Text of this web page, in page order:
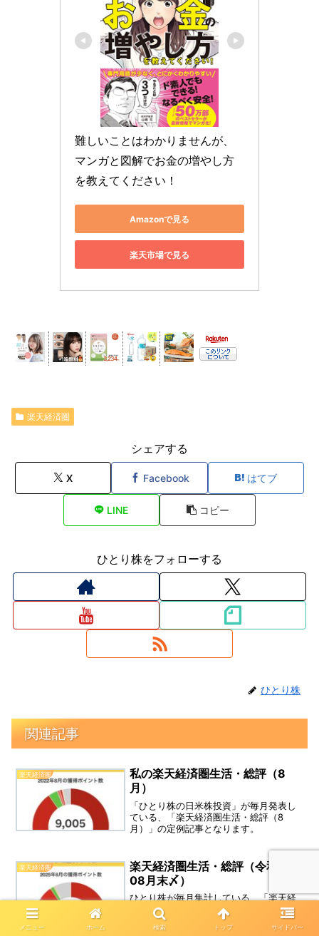
難しいことはわかりませんが、
マンガと図解でお金の増やし方
を教えてください！
Amazonで見る
楽天市場で見る
楽天経済圏
シェアする
X Facebook はてブ
LINE コピー
ひとり株をフォローする
ひとり株
関連記事
楽天経済圏
私の楽天経済圏生活・総評（8
月）
「ひとり株の日米株投資」が毎月発表し
ている、「楽天経済圏生活・総評（8
月）」の定例記事となります。
楽天経済圏
楽天経済圏生活・総評（令和7年
08月末〆）
ひとり株が毎月集計している、「楽天経
済圏生活・総評（08月）」のまとめ・定
例記事更新しました。（※各種利用中の
「楽天グループ」を主に、まとめていま
メニュー ホーム 検索 トップ サイドバー